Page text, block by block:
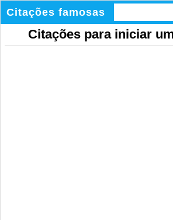
Citações famosas
Citações para iniciar